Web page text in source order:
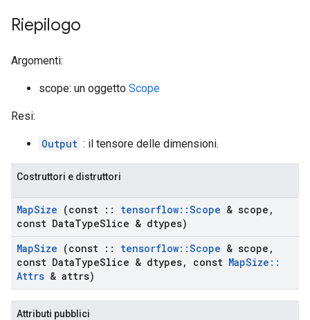
Riepilogo
Argomenti:
scope: un oggetto Scope
Resi:
Output : il tensore delle dimensioni.
Costruttori e distruttori
MapSize (const :: tensorflow::Scope & scope ,
const DataTypeSlice & dtypes)
MapSize (const :: tensorflow::Scope & scope ,
const DataTypeSlice & dtypes, const MapSize ::
Attrs & attrs)
Attributi pubblici